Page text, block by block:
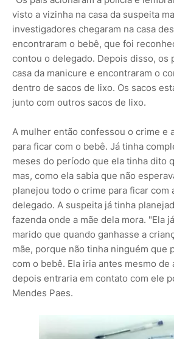
visto a vizinha na casa da suspeita
investigadores chegaram na casa
encontraram o bebê, que foi
contou o delegado. Depois disso, os
casa da manicure e encontraram o
dentro de sacos de lixo. Os sacos
junto com outros sacos de lixo.
A mulher então confessou o crime e
para ficar com o bebê. Já tinha
meses do período que ela tinha dito
mas, como ela sabia que não
planejou todo o crime para ficar com
delegado. A suspeita já tinha
fazenda onde a mãe dela mora. "Ela
marido que quando ganhasse a
mãe, porque não tinha ninguém que
com o bebê. Ela iria antes mesmo de
depois entraria em contato com ele
Mendes Paes.